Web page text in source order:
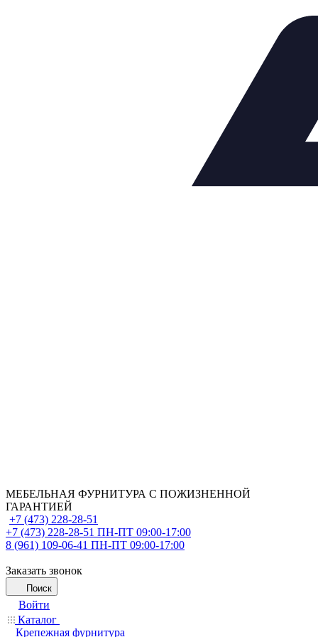
МЕБЕЛЬНАЯ ФУРНИТУРА С ПОЖИЗНЕННОЙ
ГАРАНТИЕЙ
+7 (473) 228-28-51
+7 (473) 228-28-51 ПН-ПТ 09:00-17:00
8 (961) 109-06-41 ПН-ПТ 09:00-17:00
Заказать звонок
Поиск
Войти
Каталог
Крепежная фурнитура